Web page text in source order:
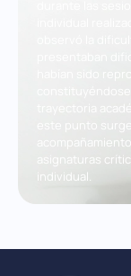
durante las
individual
observó la
presentaban
habían sido
trayectoria
este punto
asignaturas
individual.